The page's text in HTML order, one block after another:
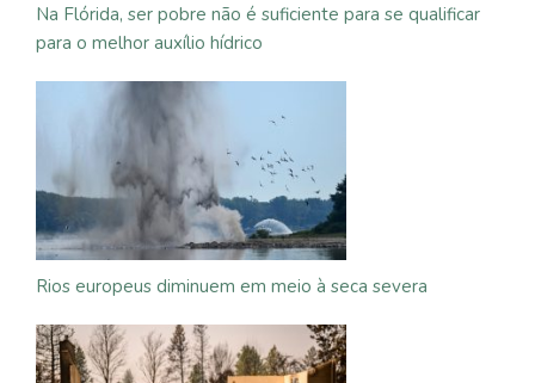
Na Flórida, ser pobre não é suficiente para se qualificar
para o melhor auxílio hídrico
Rios europeus diminuem em meio à seca severa